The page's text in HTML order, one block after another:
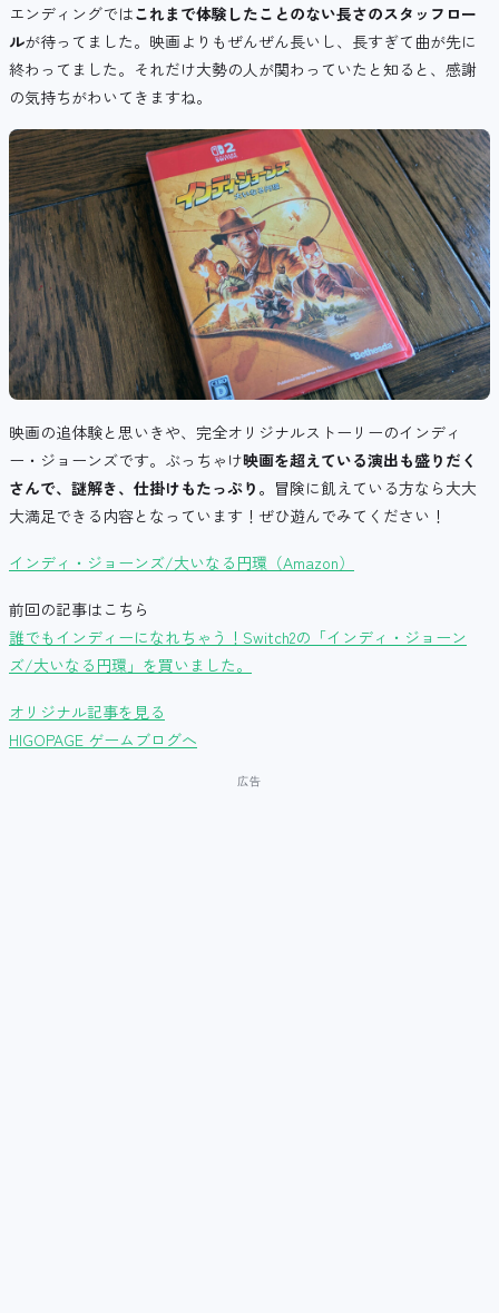
エンディングではこれまで体験したことのない長さのスタッフロー
ルが待ってました。映画よりもぜんぜん長いし、長すぎて曲が先に
終わってました。それだけ大勢の人が関わっていたと知ると、感謝
の気持ちがわいてきますね。
映画の追体験と思いきや、完全オリジナルストーリーのインディ
ー・ジョーンズです。ぶっちゃけ映画を超えている演出も盛りだく
さんで、謎解き、仕掛けもたっぷり。 冒険に飢えている方なら大大
大満足できる内容となっています！ぜひ遊んでみてください！
インディ・ジョーンズ/大いなる円環（Amazon）
前回の記事はこちら
誰でもインディーになれちゃう！Switch2の「インディ・ジョーン
ズ/大いなる円環」を買いました。
オリジナル記事を見る
HIGOPAGE ゲームブログへ